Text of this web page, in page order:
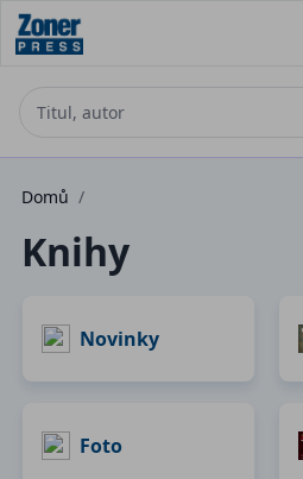
Domů /
Knihy
Novinky
Foto